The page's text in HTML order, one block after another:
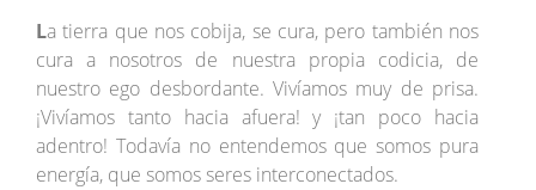
La tierra que nos cobija, se cura, pero también nos
cura a nosotros de nuestra propia codicia, de
nuestro ego desbordante. Vivíamos muy de prisa.
¡Vivíamos tanto hacia afuera! y ¡tan poco hacia
adentro! Todavía no entendemos que somos pura
energía, que somos seres interconectados.